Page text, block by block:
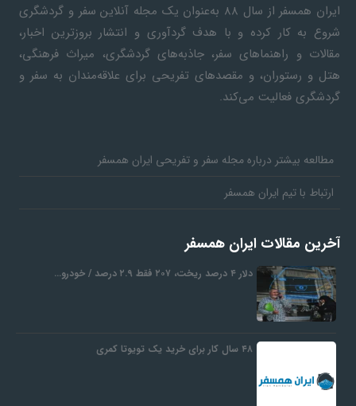
ایران همسفر
از سال ۸۸ به‎‌عنوان یک مجله آنلاین سفر و گردشگری
شروع به کار کرده و با هدف گردآوری و انتشار بروزترین اخبار،
مقالات و راهنماهای سفر، جاذبه‌های گردشگری، میراث فرهنگی،
هتل و رستوران، و مقصدهای تفریحی برای علاقه‌مندان به سفر و
گردشگری فعالیت می‌کند.
مطالعه بیشتر درباره مجله سفر و تفریحی ایران همسفر
ارتباط با تیم ایران همسفر
آخرین مقالات ایران همسفر
دلار ۴ درصد ریخت، ۲۰۷ فقط ۲.۹ درصد / خودرو…
۴۸ سال کار برای خرید یک تویوتا کمری